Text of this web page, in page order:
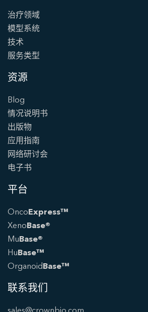
治疗领域
模型系统
技术
服务类型
资源
Blog
情况说明书
出版物
应用指南
网络研讨会
电子书
平台
OncoExpress™
XenoBase®
MuBase®
HuBase™
OrganoidBase™
联系我们